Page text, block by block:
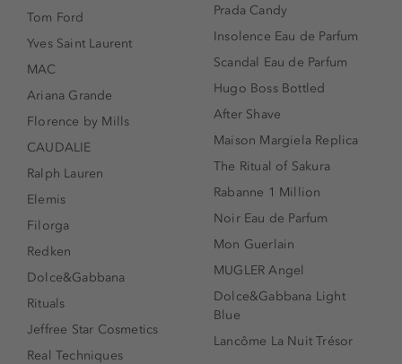
Tom Ford
Yves Saint Laurent
MAC
Ariana Grande
Florence by Mills
CAUDALIE
Ralph Lauren
Elemis
Filorga
Redken
Dolce&Gabbana
Rituals
Jeffree Star Cosmetics
Real Techniques
Prada Candy
Insolence Eau de Parfum
Scandal Eau de Parfum
Hugo Boss Bottled
After Shave
Maison Margiela Replica
The Ritual of Sakura
Rabanne 1 Million
Noir Eau de Parfum
Mon Guerlain
MUGLER Angel
Dolce&Gabbana Light
Blue
Lancôme La Nuit Trésor